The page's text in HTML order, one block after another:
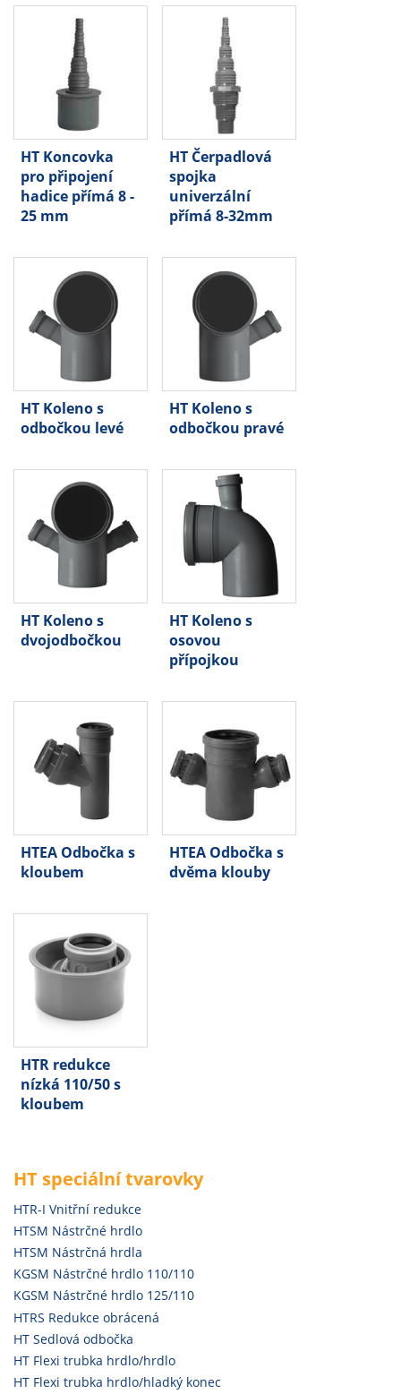
HT Koncovka
pro připojení
hadice přímá 8 -
25 mm
HT Čerpadlová
spojka
univerzální
přímá 8-32mm
HT Koleno s
odbočkou levé
HT Koleno s
odbočkou pravé
HT Koleno s
dvojodbočkou
HT Koleno s
osovou
přípojkou
HTEA Odbočka s
kloubem
HTEA Odbočka s
dvěma klouby
HTR redukce
nízká 110/50 s
kloubem
HT speciální tvarovky
HTR-I Vnitřní redukce
HTSM Nástrčné hrdlo
HTSM Nástrčná hrdla
KGSM Nástrčné hrdlo 110/110
KGSM Nástrčné hrdlo 125/110
HTRS Redukce obrácená
HT Sedlová odbočka
HT Flexi trubka hrdlo/hrdlo
HT Flexi trubka hrdlo/hladký konec